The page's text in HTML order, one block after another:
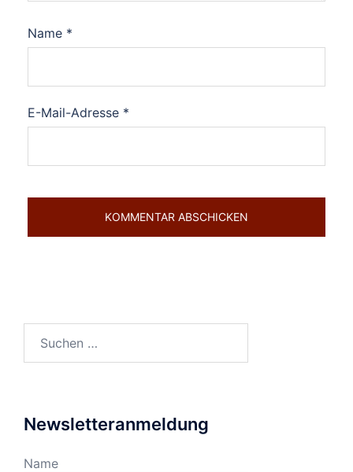
Name *
E-Mail-Adresse *
Newsletteranmeldung
Name